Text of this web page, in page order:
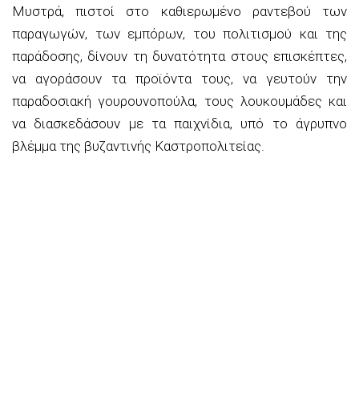
Μυστρά, πιστοί στο καθιερωμένο ραντεβού των
παραγωγών, των εμπόρων, του πολιτισμού και της
παράδοσης, δίνουν τη δυνατότητα στους επισκέπτες,
να αγοράσουν τα προϊόντα τους, να γευτούν την
παραδοσιακή γουρουνοπούλα, τους λουκουμάδες και
να διασκεδάσουν με τα παιχνίδια, υπό το άγρυπνο
βλέμμα της βυζαντινής Καστροπολιτείας.